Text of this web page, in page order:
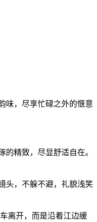
味，尽享忙碌之外的惬意
精致，尽显舒适自在。
头，不躲不避，礼貌浅笑
离开，而是沿着江边缓